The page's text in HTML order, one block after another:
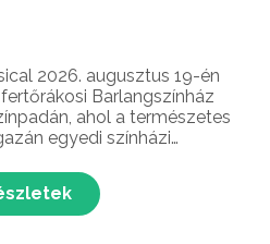
2026. augusztus 19-én
Barlangszínház
ahol a természetes
egyedi színházi
kalauzol, miközben a